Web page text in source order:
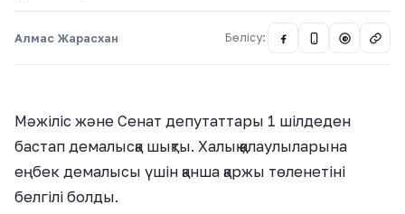
Алмас Жарасхан Бөлісу: @
Мәжіліс және Сенат депутаттары 1 шілдеден
бастап демалысқа шықты. Халық қалаулыларына
еңбек демалысы үшін қанша қаржы төленетіні
белгілі болды.